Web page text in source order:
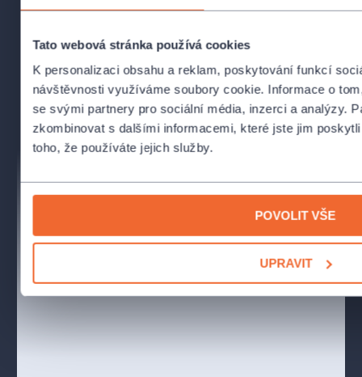
Tato webová stránka používá cookies
K personalizaci obsahu a reklam, poskytování funkcí
návštěvnosti využíváme soubory cookie. Informace o
se svými partnery pro sociální média, inzerci a analýzy.
zkombinovat s dalšími informacemi, které jste jim
toho, že používáte jejich služby.
POVOLIT VŠE
UPRAVIT